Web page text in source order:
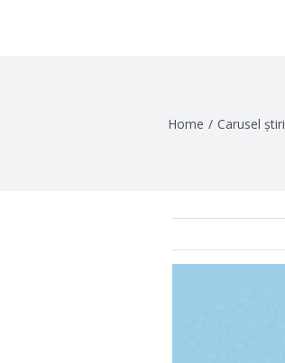
Home / Carusel știri